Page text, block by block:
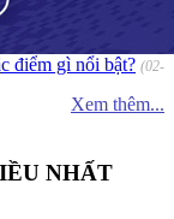
điểm gì nổi bật? (02-
Xem thêm...
NHẤT